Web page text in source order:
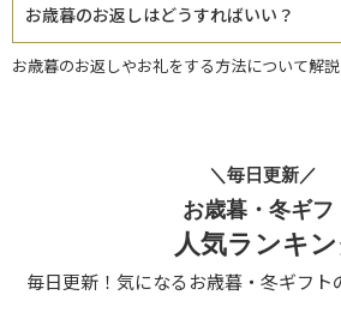
お歳暮のお返しはどうすればいい？
お歳暮のお返しやお礼をする方法について解説
＼毎日更新／
お歳暮・冬ギフ
人気ランキ
毎日更新！気になるお歳暮・冬ギフト